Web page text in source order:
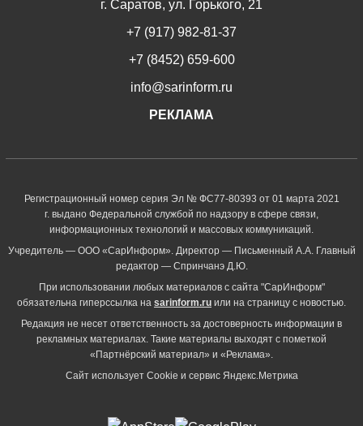
г. Саратов, ул. Горького, 21
+7 (917) 982-81-37
+7 (8452) 659-600
info@sarinform.ru
РЕКЛАМА
Регистрационный номер серия Эл № ФС77-80393 от 01 марта 2021
г. выдано Федеральной службой по надзору в сфере связи,
информационных технологий и массовых коммуникаций.
Учредитель — ООО «СарИнформ». Директор — Письменный А.А. Главный
редактор — Спринчанэ Д.Ю.
При использовании любых материалов с сайта "СарИнформ"
обязательна гиперссылка на sarinform.ru или на страницу с новостью.
Редакция не несет ответственность за достоверность информации в
рекламных материалах. Такие материалы выходят с пометкой
«Партнёрский материал» и «Реклама».
Сайт использует Cookie и сервиc Яндекс.Метрика